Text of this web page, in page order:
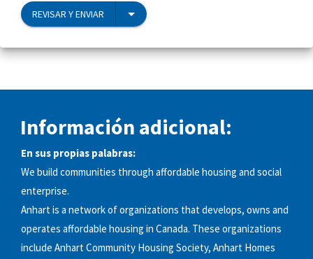
REVISAR Y ENVIAR
Información adicional:
En sus propias palabras:
We build communities through affordable housing and social
enterprise.
Anhart is a network of organizations that develops, owns and
operates affordable housing in Canada. These organizations
include Anhart Community Housing Society, Anhart Homes